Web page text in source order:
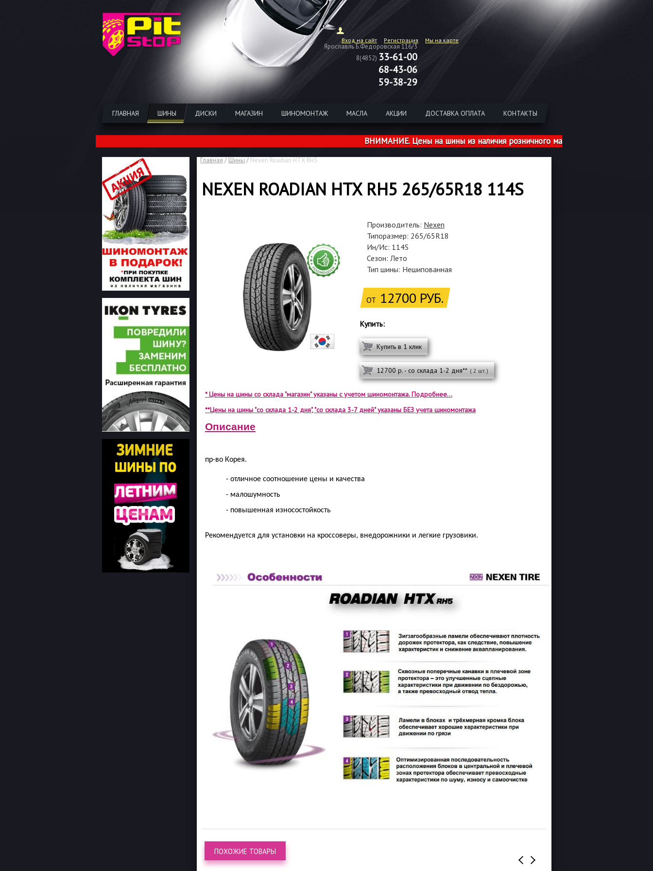
Вход на сайт Регистрация Мы на карте
Ярославль Б.Федоровская 116/3
8(4852) 33-61-00
68-43-06
59-38-29
ГЛАВНАЯ ШИНЫ ДИСКИ МАГАЗИН ШИНОМОНТАЖ МАСЛА АКЦИИ ДОСТАВКА ОПЛАТА КОНТАКТЫ
ВНИМАНИЕ. Цены на шины из наличия розничного магазина указаны с учетом
Главная / Шины / Nexen Roadian HTX RH5
NEXEN ROADIAN HTX RH5 265/65R18 114S
Производитель: Nexen
Типоразмер: 265/65R18
Ин/Ис: 114S
Сезон: Лето
Тип шины: Нешипованная
ОТ 12700 РУБ.
Купить:
Купить в 1 клик
12700 р. - со склада 1-2 дня** ( 2 шт.)
* Цены на шины со склада "магазин" указаны с учетом шиномонтажа. Подробнее...
**Цены на шины "со склада 1-2 дня", "со склада 3-7 дней" указаны БЕЗ учета шиномонтажа
Описание
пр-во Корея.
- отличное соотношение цены и качества
- малошумность
- повышенная износостойкость
Рекомендуется для установки на кроссоверы, внедорожники и легкие грузовики.
ПОХОЖИЕ ТОВАРЫ